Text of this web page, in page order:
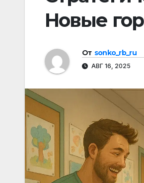
Новые
От sonko_rb_ru
АВГ 16, 2025